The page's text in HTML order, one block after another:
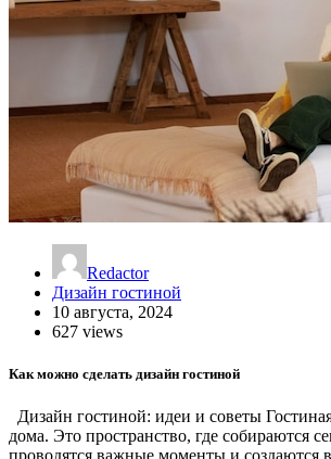
Redactor
Дизайн гостиной
10 августа, 2024
627 views
Как можно сделать дизайн гостиной
Дизайн гостиной: идеи и советы
дома. Это пространство, где собираются
проводятся важные моменты и создаются